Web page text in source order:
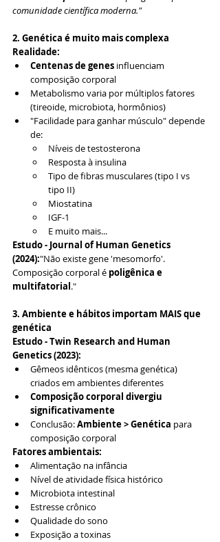
comunidade científica moderna."
2. Genética é muito mais complexa
Realidade:
Centenas de genes influenciam
composição corporal
Metabolismo varia por múltiplos fatores
(tireoide, microbiota, hormônios)
"Facilidade para ganhar músculo" depende
de:
Níveis de testosterona
Resposta à insulina
Tipo de fibras musculares (tipo I vs
tipo II)
Miostatina
IGF-1
E muito mais...
Estudo - Journal of Human Genetics
(2024):"Não existe gene 'mesomorfo'.
Composição corporal é poligênica e
multifatorial ."
3. Ambiente e hábitos importam MAIS que
genética
Estudo - Twin Research and Human
Genetics (2023):
Gêmeos idênticos (mesma genética)
criados em ambientes diferentes
Composição corporal divergiu
significativamente
Conclusão: Ambiente > Genética para
composição corporal
Fatores ambientais:
Alimentação na infância
Nível de atividade física histórico
Microbiota intestinal
Estresse crônico
Qualidade do sono
Exposição a toxinas